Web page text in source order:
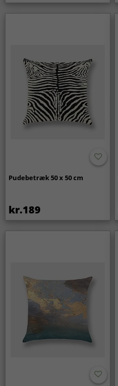
Pudebetræk 50 x 50 cm
kr.189